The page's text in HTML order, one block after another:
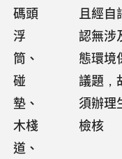
碼頭
浮
筒、
碰
墊、
木棧
道、
且經自
認無涉
態環境
議題，
須辦理
檢核